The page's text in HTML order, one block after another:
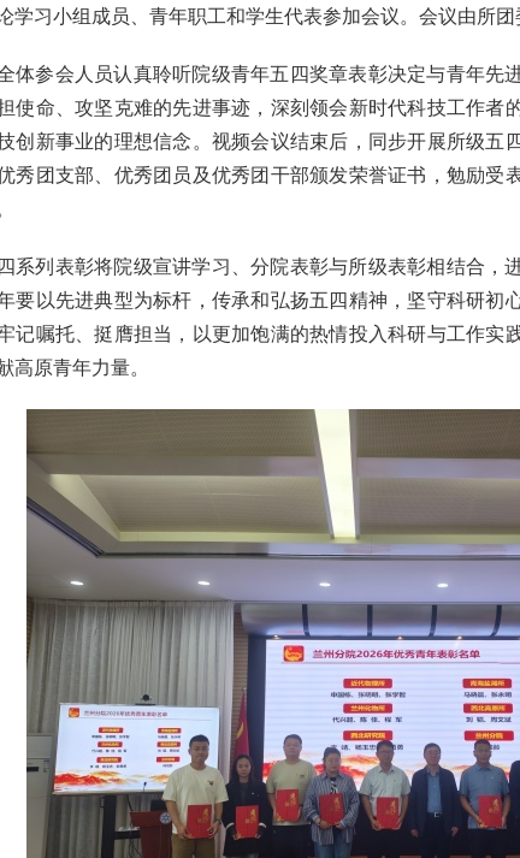
学习小组成员、青年职工和学生代表参加会议。会议由所
体参会人员认真聆听院级青年五四奖章表彰决定与青年先
使命、攻坚克难的先进事迹，深刻领会新时代科技工作者
创新事业的理想信念。 视频会议结束后，同步开展所级五
秀团支部、优秀团员及优秀团干部颁发荣誉证书，勉励受
系列表彰将院级宣讲学习、分院表彰与所级表彰相结合，
要以先进典型为标杆，传承和弘扬五四精神，坚守科研初
记嘱托、挺膺担当，以更加饱满的热情投入科研与工作实
高原青年力量。